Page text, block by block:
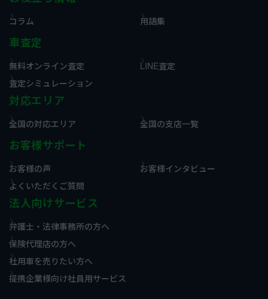
コラム 用語集
車査定
無料オンライン査定
LINE査定
査定シミュレーション
対応エリア
全国の対応エリア 全国の支店一覧
お客様サポート
お客様の声
お客様インタビュー
よくいただくご質問
法人向けサービス
弁護士・法律事務所の方へ
保険代理店の方へ
社用車を売りたい方へ
提携企業様向け社員用サービス